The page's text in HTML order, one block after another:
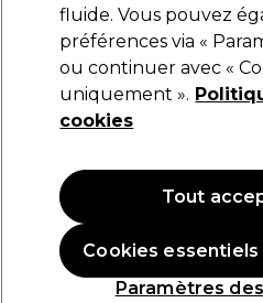
Wella Professionals
Poudre de Décoloration
54,90 €
fluide. Vous pouvez
préférences via «
ou continuer avec «
uniquement ».
cookies
Paramètres
Cookies
Tout